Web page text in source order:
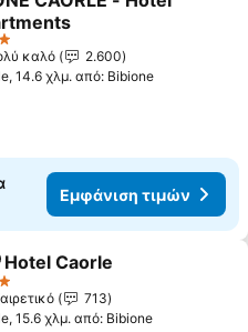
στα αγαπημένα
τιμών
καλό
2.600
14.6 χλμ. από: Bibione
Εμφάνιση τιμών
στα αγαπημένα
Hotel Caorle
713
15.6 χλμ. από: Bibione